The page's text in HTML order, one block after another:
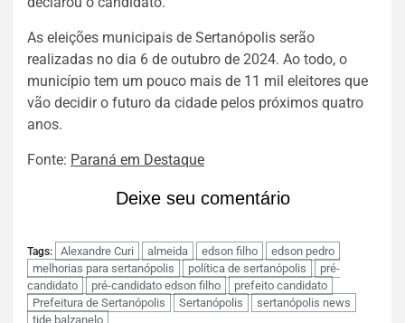
As eleições municipais de Sertanópolis serão
realizadas no dia 6 de outubro de 2024. Ao todo, o
município tem um pouco mais de 11 mil eleitores que
vão decidir o futuro da cidade pelos próximos quatro
anos.
Fonte: Paraná em Destaque
Deixe seu comentário
Tags: Alexandre Curi almeida edson filho
edson pedro
melhorias para sertanópolis
política de sertanópolis
pré-
candidato
pré-candidato edson filho
prefeito candidato
Prefeitura de Sertanópolis
Sertanópolis
sertanópolis news
tide balzanelo